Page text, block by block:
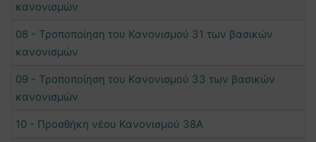
κανονισμών
08 - Τροποποίηση του Κανονισμού 31 των βασικών
κανονισμών
09 - Τροποποίηση του Κανονισμού 33 των βασικών
κανονισμών
10 - Προσθήκη νέου Κανονισμού 38Α